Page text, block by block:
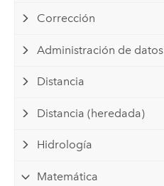
Corrección
Administración de datos
Distancia
Distancia (heredada)
Hidrología
Matemática